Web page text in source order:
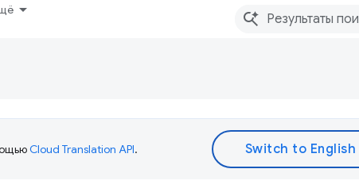
Cloud Translation API.